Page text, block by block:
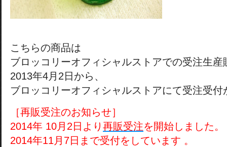
こちらの商品は
ブロッコリーオフィシャルストアでの受注生産
2013年4月2日から、
ブロッコリーオフィシャルストアにて受注受
［再販受注のお知らせ］
2014年 10月2日より 再販受注を開始しました。
2014年11月7日まで受付をしています 。